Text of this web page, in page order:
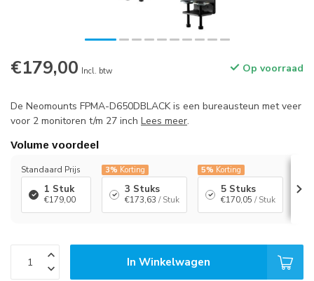
€179,00 Incl. btw Op voorraad
De Neomounts FPMA-D650DBLACK is een bureausteun met veer
voor 2 monitoren t/m 27 inch Lees meer.
Volume voordeel
Standaard Prijs
1 Stuk
€179,00
3% Korting
3 Stuks
€173,63 / Stuk
5% Korting
5 Stuks
€170,05 / Stuk
In Winkelwagen